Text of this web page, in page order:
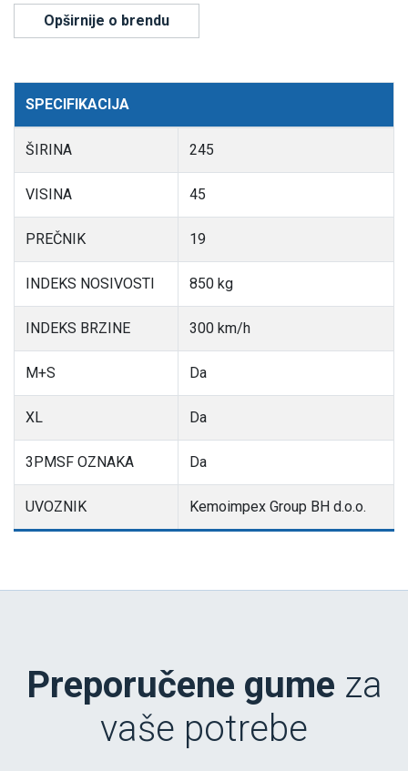
Opširnije o brendu
SPECIFIKACIJA
ŠIRINA 245
VISINA 45
PREČNIK 19
INDEKS NOSIVOSTI 850 kg
INDEKS BRZINE 300 km/h
M+S Da
XL Da
3PMSF OZNAKA Da
UVOZNIK Kemoimpex Group BH d.o.o.
Preporučene gume za
vaše potrebe